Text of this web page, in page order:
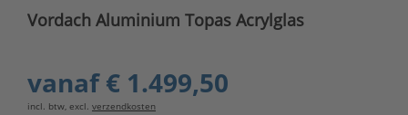
Vordach Aluminium Topas Acrylglas
vanaf€ 1.499,50
incl. btw, excl. verzendkosten